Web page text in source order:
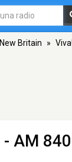
New Britain »
- AM